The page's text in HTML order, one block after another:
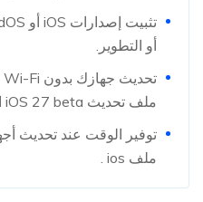
أو التطوير.
ملف تحديث iOS 27 beta الذي تم تنزيله.
ملف ios .